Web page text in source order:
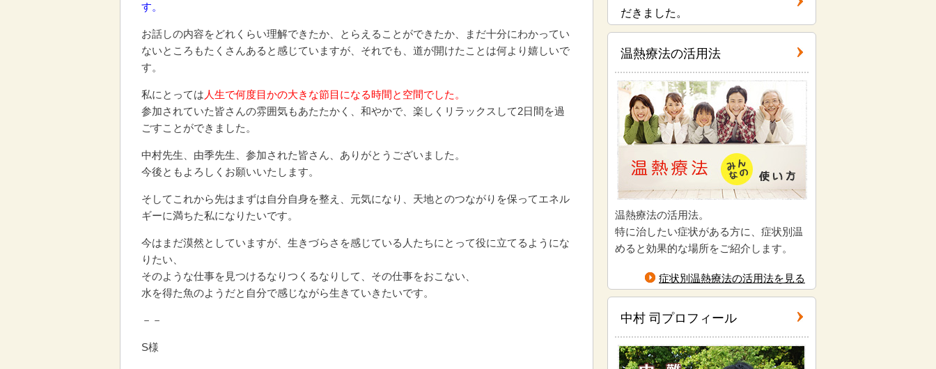
す。
お話しの内容をどれくらい理解できたか、とらえることができたか、まだ十分にわかってい
ないところもたくさんあると感じていますが、それでも、道が開けたことは何より嬉しいで
す。
私にとっては 人生で何度目かの大きな節目になる時間と空間でした。
参加されていた皆さんの雰囲気もあたたかく、和やかで、楽しくリラックスして2日間を過
ごすことができました。
中村先生、由季先生、参加された皆さん、ありがとうございました。
今後ともよろしくお願いいたします。
そしてこれから先はまずは自分自身を整え、元気になり、天地とのつながりを保ってエネル
ギーに満ちた私になりたいです。
今はまだ漠然としていますが、生きづらさを感じている人たちにとって役に立てるようにな
りたい、
そのような仕事を見つけるなりつくるなりして、その仕事をおこない、
水を得た魚のようだと自分で感じながら生きていきたいです。
－－
S様
だきました。
温熱療法の活用法
温熱療法の活用法。
特に治したい症状がある方に、症状別温
めると効果的な場所をご紹介します。
症状別温熱療法の活用法を見る
中村 司プロフィール